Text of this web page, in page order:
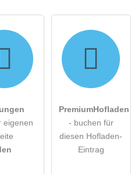
eigenen
PremiumHofladen
- buchen für
diesen Hofladen-
Eintrag